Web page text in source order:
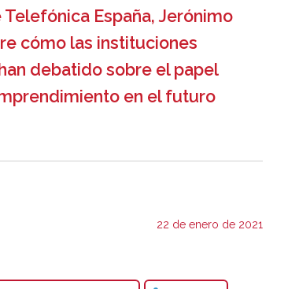
España, Jerónimo
cómo las instituciones
debatido sobre el papel
en el futuro
22 de enero de 2021